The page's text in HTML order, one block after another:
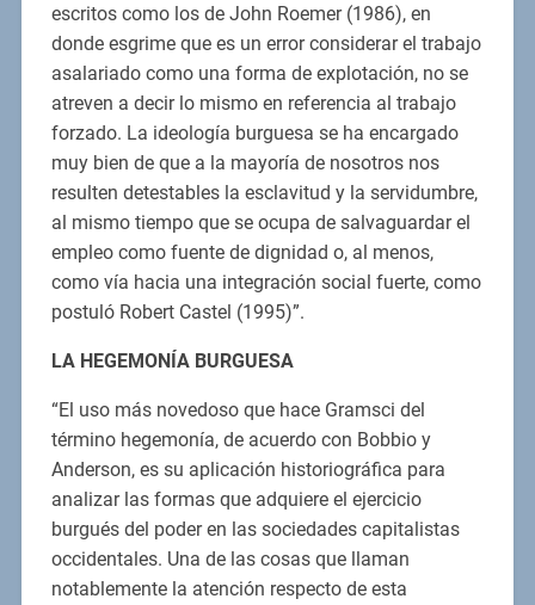
escritos como los de John Roemer (1986), en
donde esgrime que es un error considerar el trabajo
asalariado como una forma de explotación, no se
atreven a decir lo mismo en referencia al trabajo
forzado. La ideología burguesa se ha encargado
muy bien de que a la mayoría de nosotros nos
resulten detestables la esclavitud y la servidumbre,
al mismo tiempo que se ocupa de salvaguardar el
empleo como fuente de dignidad o, al menos,
como vía hacia una integración social fuerte, como
postuló Robert Castel (1995)”.
LA HEGEMONÍA BURGUESA
“El uso más novedoso que hace Gramsci del
término hegemonía, de acuerdo con Bobbio y
Anderson, es su aplicación historiográfica para
analizar las formas que adquiere el ejercicio
burgués del poder en las sociedades capitalistas
occidentales. Una de las cosas que llaman
notablemente la atención respecto de esta